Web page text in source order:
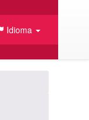
Idioma